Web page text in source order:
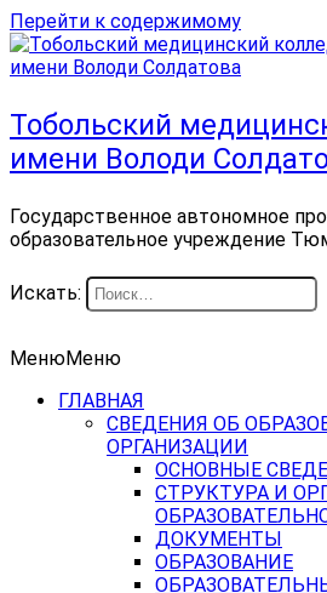
Перейти к содержимому
Тобольский
имени Володи
Государственное автономное
образовательное учреждение
Искать:
МенюМеню
ГЛАВНАЯ
СВЕДЕНИЯ ОБ
ОРГАНИЗАЦИИ
ОСНОВНЫЕ
СТРУКТУРА И
ДОКУМЕНТЫ
ОБРАЗОВАНИЕ